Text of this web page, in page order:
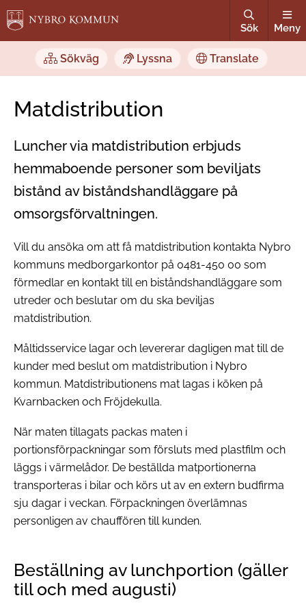
Sök Meny
Sökväg Lyssna Translate
Matdistribution
Luncher via matdistribution erbjuds
hemmaboende personer som beviljats
bistånd av biståndshandläggare på
omsorgsförvaltningen.
Vill du ansöka om att få matdistribution kontakta Nybro
kommuns medborgarkontor på 0481-450 00 som
förmedlar en kontakt till en biståndshandläggare som
utreder och beslutar om du ska beviljas
matdistribution.
Måltidsservice lagar och levererar dagligen mat till de
kunder med beslut om matdistribution i Nybro
kommun. Matdistributionens mat lagas i köken på
Kvarnbacken och Fröjdekulla.
När maten tillagats packas maten i
portionsförpackningar som försluts med plastfilm och
läggs i värmelådor. De beställda matportionerna
transporteras i bilar och körs ut av en extern budfirma
sju dagar i veckan. Förpackningen överlämnas
personligen av chauffören till kunden.
Beställning av lunchportion (gäller
till och med augusti)